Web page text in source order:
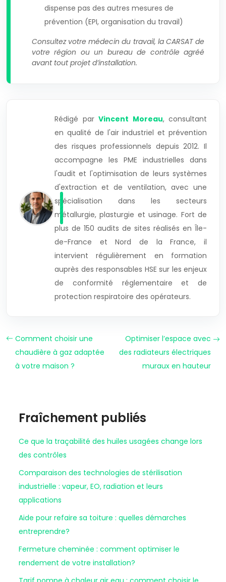
dispense pas des autres mesures de
prévention (EPI, organisation du travail)
Consultez votre médecin du travail, la CARSAT de
votre région ou un bureau de contrôle agréé
avant tout projet d’installation.
Rédigé par Vincent Moreau, consultant
en qualité de l'air industriel et prévention
des risques professionnels depuis 2012. Il
accompagne les PME industrielles dans
l'audit et l'optimisation de leurs systèmes
d'extraction et de ventilation, avec une
spécialisation dans les secteurs
métallurgie, plasturgie et usinage. Fort de
plus de 150 audits de sites réalisés en Île-
de-France et Nord de la France, il
intervient régulièrement en formation
auprès des responsables HSE sur les enjeux
de conformité réglementaire et de
protection respiratoire des opérateurs.
Comment choisir une
chaudière à gaz adaptée
à votre maison ?
Optimiser l’espace avec
des radiateurs électriques
muraux en hauteur
Fraîchement publiés
Ce que la traçabilité des huiles usagées change lors
des contrôles
Comparaison des technologies de stérilisation
industrielle : vapeur, EO, radiation et leurs
applications
Aide pour refaire sa toiture : quelles démarches
entreprendre?
Fermeture cheminée : comment optimiser le
rendement de votre installation?